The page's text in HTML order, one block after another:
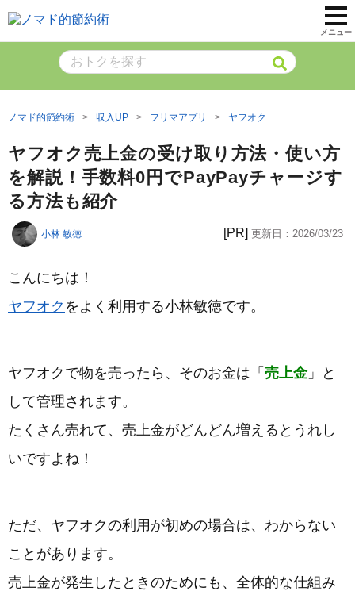
メニュー
ノマド的節約術 収入UP フリマアプリ ヤフオク
ヤフオク売上金の受け取り方法・使い方
を解説！手数料0円でPayPayチャージす
る方法も紹介
小林 敏徳 [PR] 更新日： 2026/03/23
こんにちは！
ヤフオク をよく利用する小林敏徳です。
ヤフオクで物を売ったら、そのお金は「 売上金」と
して管理されます。
たくさん売れて、売上金がどんどん増えるとうれし
いですよね！
ただ、ヤフオクの利用が初めの場合は、わからない
ことがあります。
売上金が発生したときのためにも、全体的な仕組み